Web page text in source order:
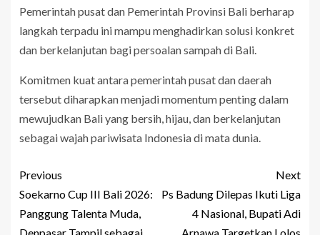
Pemerintah pusat dan Pemerintah Provinsi Bali berharap
langkah terpadu ini mampu menghadirkan solusi konkret
dan berkelanjutan bagi persoalan sampah di Bali.
Komitmen kuat antara pemerintah pusat dan daerah
tersebut diharapkan menjadi momentum penting dalam
mewujudkan Bali yang bersih, hijau, dan berkelanjutan
sebagai wajah pariwisata Indonesia di mata dunia.
Previous
Soekarno Cup III Bali 2026:
Panggung Talenta Muda,
Next
Ps Badung Dilepas Ikuti Liga
4 Nasional, Bupati Adi